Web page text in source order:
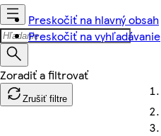
Preskočiť na hlavný obsah
Preskočiť na vyhľadávanie
Zrušiť filtre